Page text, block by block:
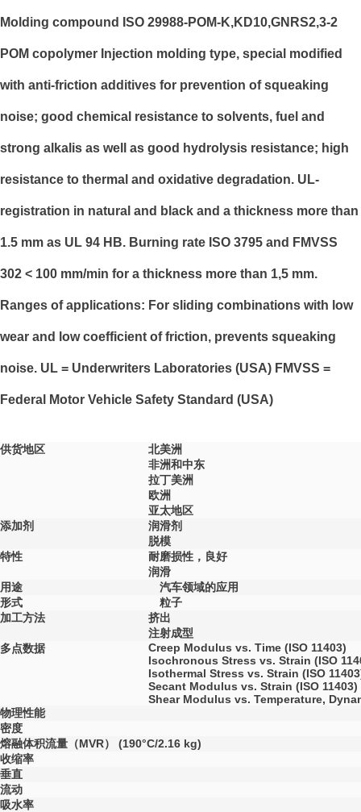
Molding compound ISO 29988-POM-K,KD10,GNRS2,3-2
POM copolymer Injection molding type, special modified
with anti-friction additives for prevention of squeaking
noise; good chemical resistance to solvents, fuel and
strong alkalis as well as good hydrolysis resistance; high
resistance to thermal and oxidative degradation. UL-
registration in natural and black and a thickness more than
1.5 mm as UL 94 HB. Burning rate ISO 3795 and FMVSS
302 < 100 mm/min for a thickness more than 1,5 mm.
Ranges of applications: For sliding combinations with low
wear and low coefficient of friction, prevents squeaking
noise. UL = Underwriters Laboratories (USA) FMVSS =
Federal Motor Vehicle Safety Standard (USA)
供货地区
北美洲
非洲和中东
拉丁美洲
欧洲
亚太地区
添加剂
润滑剂
脱模
特性
耐磨损性，良好
润滑
用途
汽车领域的应用
形式
粒子
加工方法
挤出
注射成型
多点数据
Creep Modulus vs. Time (ISO 11403)
Isochronous Stress vs. Strain (ISO
Isothermal Stress vs. Strain (ISO
Secant Modulus vs. Strain (ISO 11403)
Shear Modulus vs. Temperature,
物理性能
密度
熔融体积流量（MVR）
(190°C/2.16 kg)
收缩率
垂直
流动
吸水率